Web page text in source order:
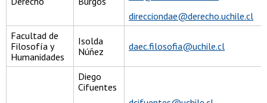
direcciondae@derecho.uchile.cl
Facultad de
Filosofía y
Humanidades
Isolda
Núñez
daec.filosofia@uchile.cl
Diego
Cifuentes